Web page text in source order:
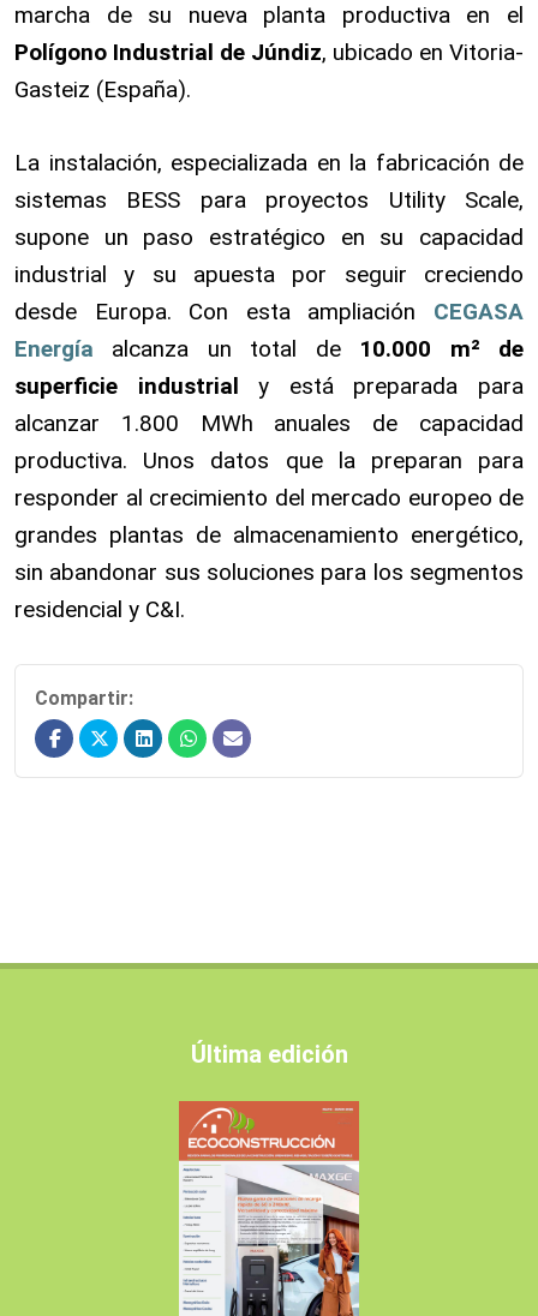
marcha de su nueva planta productiva en el
Polígono Industrial de Júndiz, ubicado en Vitoria-
Gasteiz (España).
La instalación, especializada en la fabricación de
sistemas BESS para proyectos Utility Scale,
supone un paso estratégico en su capacidad
industrial y su apuesta por seguir creciendo
desde Europa. Con esta ampliación CEGASA
Energía
alcanza un total de 10.000 m² de
superficie industrialy
está preparada para
alcanzar 1.800 MWh anuales de capacidad
productiva. Unos datos que la preparan para
responder al crecimiento del mercado europeo de
grandes plantas de almacenamiento energético,
sin abandonar sus soluciones para los segmentos
residencial y C&I.
Compartir:
Última edición